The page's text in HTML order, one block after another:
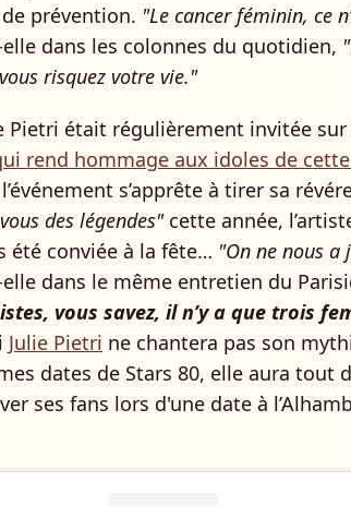
prévention. "Le cancer féminin, ce
dans les colonnes du quotidien,
risquez votre vie."
Pietri était régulièrement invitée sur
rend hommage aux idoles de
s’apprête à tirer sa
des légendes"cette année,
été conviée à la fête… "On ne nous a
dans le même entretien du
vous savez, il n’y a que trois
Julie Pietri ne chantera pas son
dates de Stars 80, elle aura tout
ses fans lors d'une date à